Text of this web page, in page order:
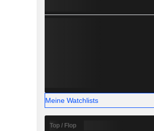
Meine Watchlists
Top / Flop